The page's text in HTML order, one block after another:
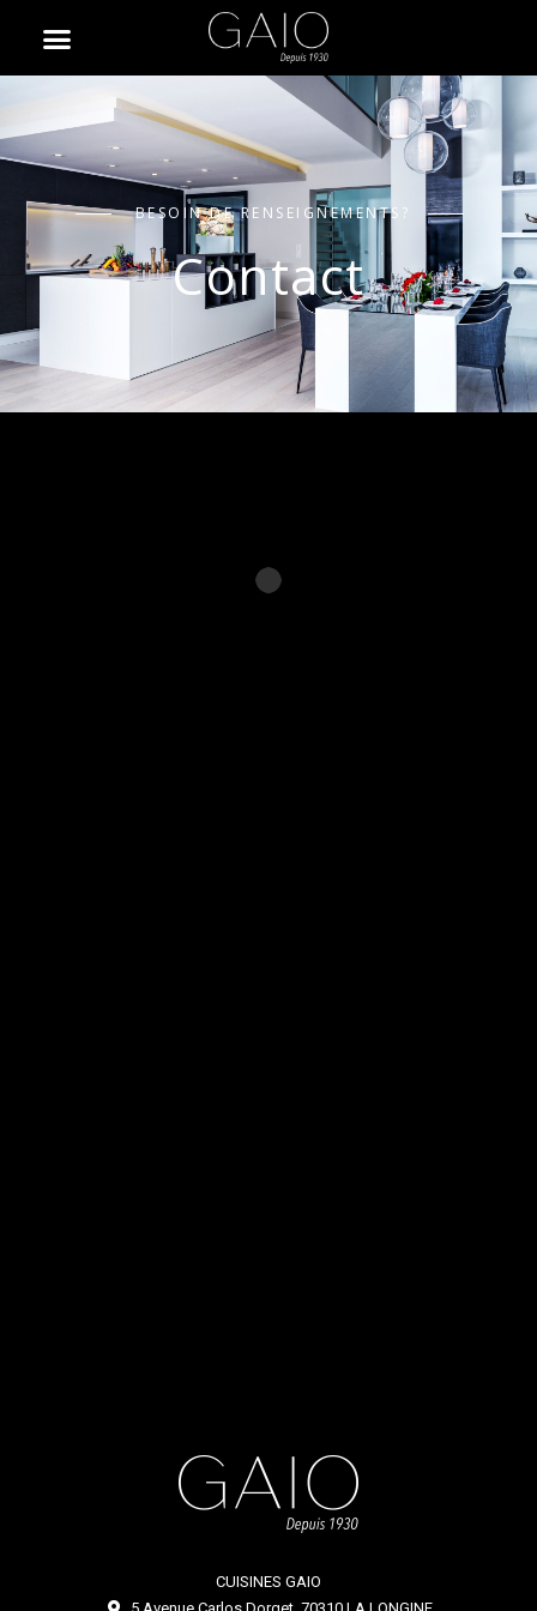
BESOIN DE RENSEIGNEMENTS?
Contact
CUISINES GAIO